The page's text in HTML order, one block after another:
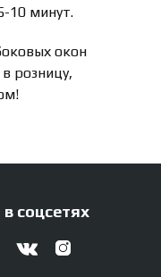
10 минут.
окон
розницу,
соцсетях